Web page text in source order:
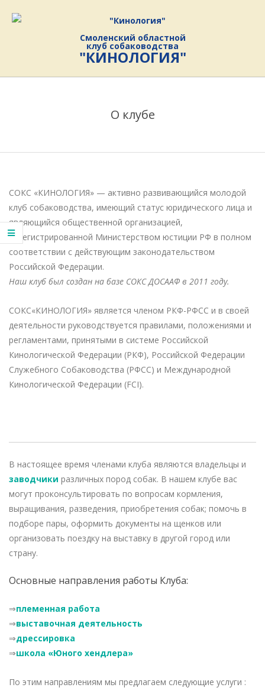
Смоленский областной
клуб собаководства
"КИНОЛОГИЯ"
О клубе
СОКС «КИНОЛОГИЯ» — активно развивающийся молодой
клуб собаководства, имеющий статус юридического лица и
являющийся общественной организацией,
зарегистрированной Министерством юстиции РФ в полном
соответствии с действующим законодательством
Российской Федерации.
Наш клуб был создан на базе СОКС ДОСААФ в 2011 году.
СОКС«КИНОЛОГИЯ» является членом РКФ-РФСС и в своей
деятельности руководствуется правилами, положениями и
регламентами, принятыми в системе Российской
Кинологической Федерации (РКФ), Российской Федерации
Служебного Собаководства (РФСС) и Международной
Кинологической Федерации (FCI).
В настоящее время членами клуба являются владельцы и
заводчики различных пород собак. В нашем клубе вас
могут проконсультировать по вопросам кормления,
выращивания, разведения, приобретения собак; помочь в
подборе пары, оформить документы на щенков или
организовать поездку на выставку в другой город или
страну.
Основные направления работы Клуба:
⇒племенная работа
⇒выставочная деятельность
⇒дрессировка
⇒школа «Юного хендлера»
По этим направлениям мы предлагаем следующие услуги :